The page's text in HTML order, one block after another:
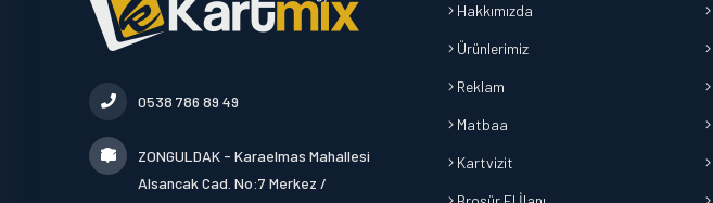
0538 786 89 49
ZONGULDAK - Karaelmas Mahallesi
Alsancak Cad. No:7 Merkez /
Hakkımızda
Ürünlerimiz
Reklam
Matbaa
Kartvizit